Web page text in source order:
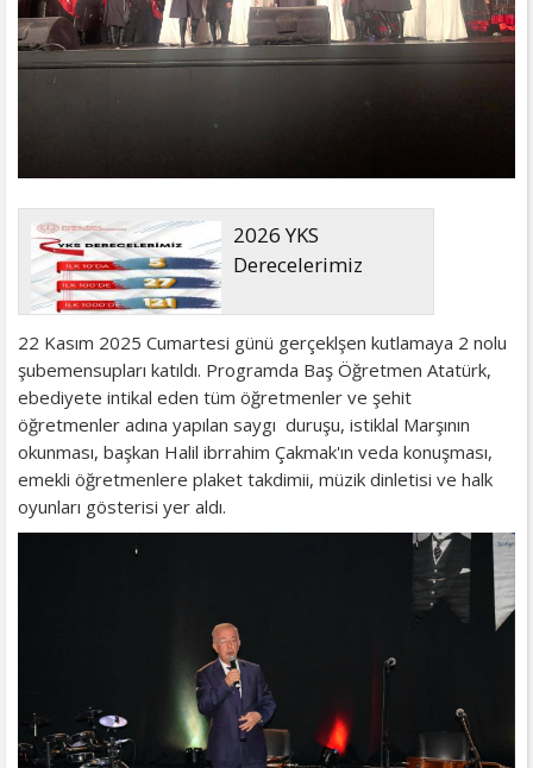
2026 YKS
Derecelerimiz
22 Kasım 2025 Cumartesi günü gerçeklşen kutlamaya 2 nolu
şubemensupları katıldı. Programda Baş Öğretmen Atatürk,
ebediyete intikal eden tüm öğretmenler ve şehit
öğretmenler adına yapılan saygı duruşu, istiklal Marşının
okunması, başkan Halil ibrrahim Çakmak'ın veda konuşması,
emekli öğretmenlere plaket takdimii, müzik dinletisi ve halk
oyunları gösterisi yer aldı.